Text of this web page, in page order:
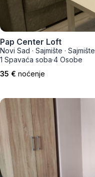
Pap Center Loft
Novi Sad · Sajmište · Sajmište
1 Spavaća soba·4 Osobe
35 € noćenje